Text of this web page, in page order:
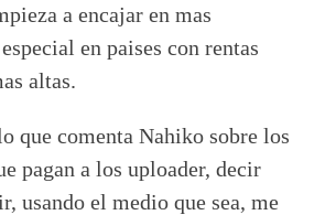
a encajar en mas
en paises con rentas
altas.
que comenta Nahiko sobre los
pagan a los uploader, decir
usando el medio que sea, me